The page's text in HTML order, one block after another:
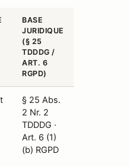
BASE
JURIDIQUE
(§ 25
TDDDG /
ART. 6
RGPD)
§ 25 Abs.
2 Nr. 2
TDDDG ·
Art. 6 (1)
(b) RGPD